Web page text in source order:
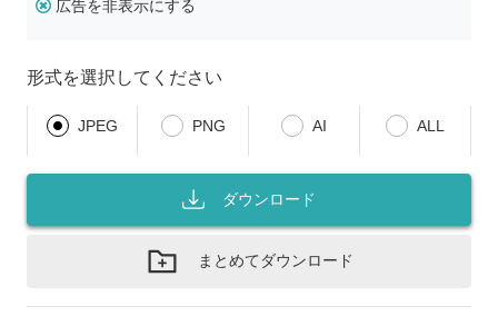
広告を非表示にする
形式を選択してください
JPEG PNG AI ALL
ダウンロード
まとめてダウンロード